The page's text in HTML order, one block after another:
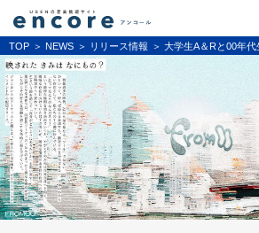
TOP NEWS リリース情報 大学生A＆Rと00年